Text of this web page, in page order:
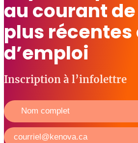
au courant
plus récentes
d’emploi
Inscription à l’infolettre